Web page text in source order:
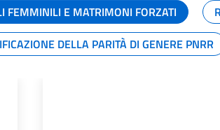
FEMMINILI E MATRIMONI FORZATI
DELLA PARITÀ DI GENERE PNRR